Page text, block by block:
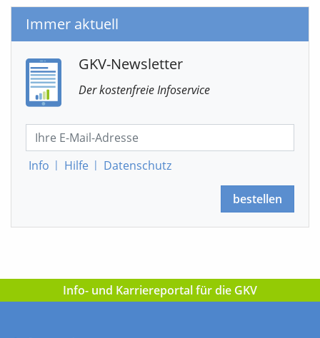
Immer aktuell
GKV-Newsletter
Der kostenfreie Infoservice
Info | Hilfe | Datenschutz
bestellen
Info- und Karriereportal für die GKV